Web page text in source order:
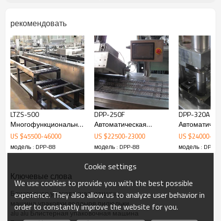
Заявка:
Он разработан с успехом для
удовлетворения потребностей на рынке нашими
научными сотрудниками. Он имеет интерфейс
высокую автоматизацию, простоту
эксплуатации, прекрасный стиль, полную
функциональность, хорошую
производительность и долговечность.
Соответствует стандартам "GMP".
Функции:
рекомендовать
LTZS-500
Многофункциональная
бумажно-пластиковая
блистерная машина
US $45500-46000
модель : DPP-88
DPP-250F
Автоматическая
тропическая
высокочастотная
машина для
блистерной упаковки
US $22500-23000
модель : DPP-88
DPP-320A
капсула
пластиковая
US $24000-
модель : DPP-
Ключевые слова
Блистерная упаковочная машина
машина упаковки волдыря пилюльки
alu alu Блистерная упаковочная машина
Cookie settings
We use cookies to provide you with the best possible
experience. They also allow us to analyze user behavior in
order to constantly improve the website for you.